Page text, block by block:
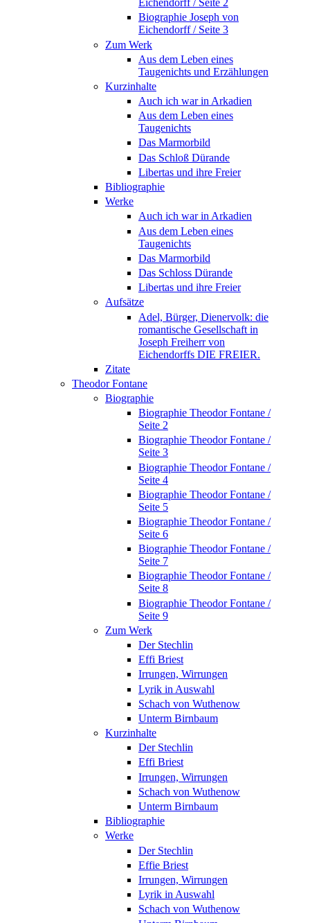
Eichendorff / Seite 2
Biographie Joseph von
Eichendorff / Seite 3
Zum Werk
Aus dem Leben eines
Taugenichts und Erzählungen
Kurzinhalte
Auch ich war in Arkadien
Aus dem Leben eines
Taugenichts
Das Marmorbild
Das Schloß Dürande
Libertas und ihre Freier
Bibliographie
Werke
Auch ich war in Arkadien
Aus dem Leben eines
Taugenichts
Das Marmorbild
Das Schloss Dürande
Libertas und ihre Freier
Aufsätze
Adel, Bürger, Dienervolk: die
romantische Gesellschaft in
Joseph Freiherr von
Eichendorffs DIE FREIER.
Zitate
Theodor Fontane
Biographie
Biographie Theodor Fontane /
Seite 2
Biographie Theodor Fontane /
Seite 3
Biographie Theodor Fontane /
Seite 4
Biographie Theodor Fontane /
Seite 5
Biographie Theodor Fontane /
Seite 6
Biographie Theodor Fontane /
Seite 7
Biographie Theodor Fontane /
Seite 8
Biographie Theodor Fontane /
Seite 9
Zum Werk
Der Stechlin
Effi Briest
Irrungen, Wirrungen
Lyrik in Auswahl
Schach von Wuthenow
Unterm Birnbaum
Kurzinhalte
Der Stechlin
Effi Briest
Irrungen, Wirrungen
Schach von Wuthenow
Unterm Birnbaum
Bibliographie
Werke
Der Stechlin
Effie Briest
Irrungen, Wirrungen
Lyrik in Auswahl
Schach von Wuthenow